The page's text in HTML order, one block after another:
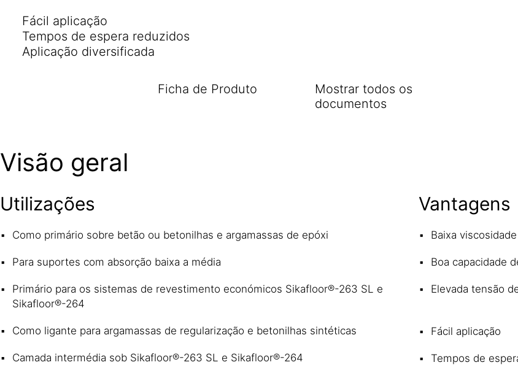
Fácil aplicação
Tempos de espera reduzidos
Aplicação diversificada
Ficha de Produto
Mostrar todos os
documentos
Visão geral
Utilizações
Como primário sobre betão ou betonilhas e argamassas de epóxi
Para suportes com absorção baixa a média
Primário para os sistemas de revestimento económicos Sikafloor®-263 SL e
Sikafloor®-264
Como ligante para argamassas de regularização e betonilhas sintéticas
Camada intermédia sob Sikafloor®-263 SL e Sikafloor®-264
Vantagens
Baixa viscosidade
Boa capacidade
Elevada tensão
Fácil aplicação
Tempos de